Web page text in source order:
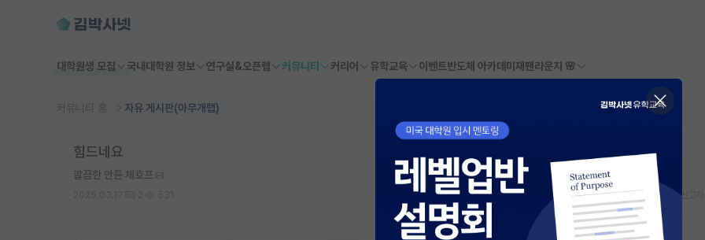
대학원생 모집 국내대학원 정보 연구실&오픈랩 커뮤니티 커리어 유학교육 이벤트반도체 아카데미 재팬라운지 🌸
커뮤니티 홈 자유 게시판(아무개랩)
힘드네요
깔끔한 안톤 체호프
스크랩 신고하